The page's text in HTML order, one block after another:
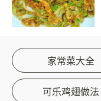
家常菜大全
可乐鸡翅做法